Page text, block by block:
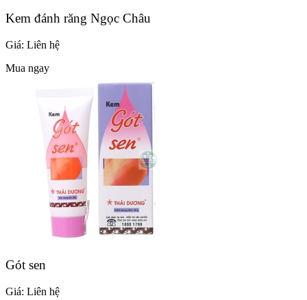
Kem đánh răng Ngọc Châu
Giá: Liên hệ
Mua ngay
Gót sen
Giá: Liên hệ